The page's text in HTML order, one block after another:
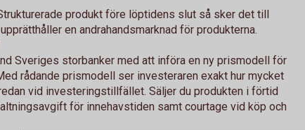
produkt före löptidens slut så sker det till
en andrahandsmarknad för produkterna.
Sveriges storbanker med att införa en ny prismodell för
rådande prismodell ser investeraren exakt hur mycket
vid investeringstillfället. Säljer du produkten i förtid
för innehavstiden samt courtage vid köp och